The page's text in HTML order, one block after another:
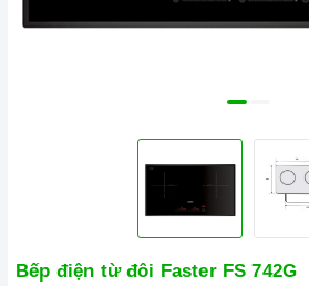
Bếp điện từ đôi Faster FS 742G